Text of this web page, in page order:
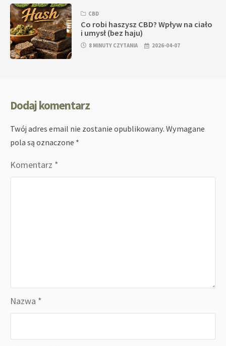
CBD
Co robi haszysz CBD? Wpływ na ciało
i umysł (bez haju)
8 MINUTY CZYTANIA 2026-04-07
Dodaj komentarz
Twój adres email nie zostanie opublikowany. Wymagane
pola są oznaczone *
Komentarz *
Nazwa *